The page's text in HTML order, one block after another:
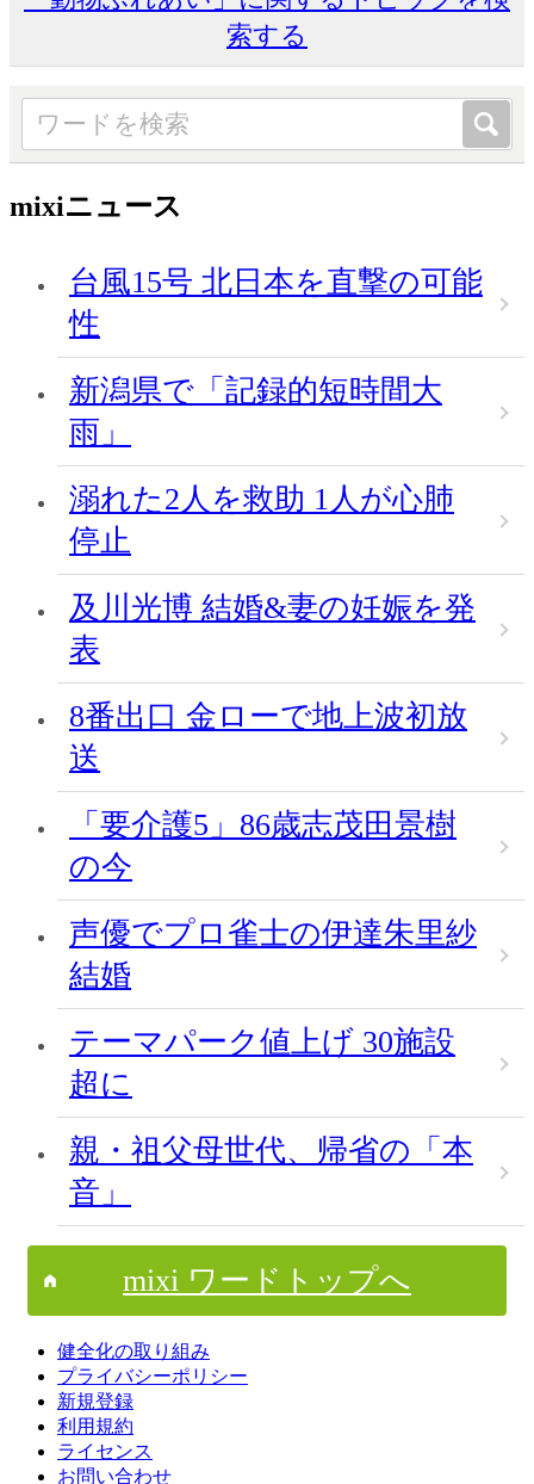
索する
mixiニュース
台風15号 北日本を直撃の可能
性
新潟県で「記録的短時間大
雨」
溺れた2人を救助 1人が心肺
停止
及川光博 結婚&妻の妊娠を発
表
8番出口 金ローで地上波初放
送
「要介護5」86歳志茂田景樹
の今
声優でプロ雀士の伊達朱里紗
結婚
テーマパーク値上げ 30施設
超に
親・祖父母世代、帰省の「本
音」
mixi ワードトップへ
健全化の取り組み
プライバシーポリシー
新規登録
利用規約
ライセンス
お問い合わせ